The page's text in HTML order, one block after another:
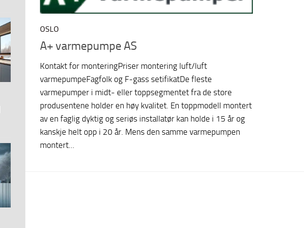
OSLO
A+ varmepumpe AS
Kontakt for monteringPriser montering luft/luft
varmepumpeFagfolk og F-gass setifikatDe fleste
varmepumper i midt- eller toppsegmentet fra de store
produsentene holder en høy kvalitet. En toppmodell montert
av en faglig dyktig og seriøs installatør kan holde i 15 år og
kanskje helt opp i 20 år. Mens den samme varmepumpen
montert...